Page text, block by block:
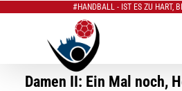
#HANDBALL - IST ES ZU HART,
Damen II: Ein Mal noch,